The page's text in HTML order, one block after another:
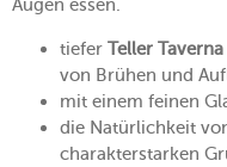
Augen essen.
tiefer Teller
von Brühen und
mit einem feinen
die Natürlichkeit
charakterstarken